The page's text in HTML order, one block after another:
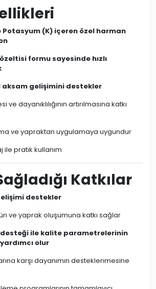
Potasyum (K) içeren özel harman
formu sayesinde hızlı
aksam gelişimini destekler
ve dayanıklılığının artırılmasına katkı
ve yapraktan uygulamaya uygundur
ile pratik kullanım
Katkılar
destekler
ve yaprak oluşumuna katkı sağlar
ile kalite parametrelerinin
olur
karşı dayanımın desteklenmesine